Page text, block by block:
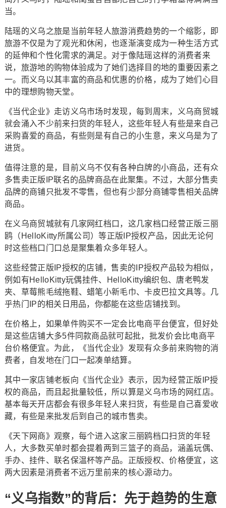
当。
陆瑶的义乌之旅是当前年轻人旅游消费趋势的一个缩影，即
旅游不仅是为了观光和休闲，也逐渐演变成为一种生活方式
的延伸和个性化需求的满足。对于像陆瑶这样的消费者来
说，旅游地的购物体验成为了她们选择目的地的重要因素之
一。而义乌以其丰富的商品和优惠的价格，成为了她们心目
中的理想购物天堂。
《当代企业》走访义乌市场时发现，每到周末，义乌商贸城
就会涌入不少前来扫货的年轻人，这些年轻人有些是来自己
采购喜爱的商品，有些则是有自己的小生意，来义乌是为了
进货。
值得注意的是，目前义乌不仅有各种白牌的小商品，还有众
多售卖正版IP联名的品牌商品在此聚集。不过，大部分售卖
品牌的商铺只批发不零售，但也有少部分商铺零售相关品牌
商品。
在义乌商贸城就有几家网红档口，这几家档口经营正版三丽
鸥（HelloKitty所属公司）等正版IP授权产品，因此无论何
时这些档口门口总是聚集着众多年轻人。
这些经营正版IP授权的店铺，售卖的IP授权产品较为相似，
例如有HelloKitty玩偶挂件、HelloKitty编织包、唐老鸭发
夹、草莓熊毛绒拖鞋、蜡笔小新毛巾、卡皮巴拉文具等。几
乎热门IP的相关日用品，你都能在这些店铺找到。
在价格上，如果单件购买不一定会比电商平台便宜，但好处
是这些店铺大多5件同款商品就可起批，批发价会比电商平
台价格便宜。为此，《当代企业》发现有众多前来购物的消
费者，自发地在门口一起凑单结算。
其中一家店铺老板向《当代企业》表示，因为经营正版IP授
权的商品，而且起批量较低，所以算是义乌市场的网红店。
基本每天开店都会有很多年轻人来扫货，有些是自己喜爱收
藏，有些是来批发后到自己的城市售卖。
《天下网商》观察，每个进入这家三丽鸥档口扫货的年轻
人，大多数买单时都会提着两到三篮子的商品，涵盖玩偶、
手办、挂件、联名保温杯等产品。正版授权、价格便宜，这
两大因素是消费者不远万里前来的核心源动力。
“义乌指数”的背后：先于趋势的生意